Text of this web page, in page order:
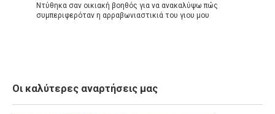
Ντύθηκα σαν οικιακή βοηθός για να ανακαλύψω πώς
συμπεριφερόταν η αρραβωνιαστικιά του γιου μου
Οι καλύτερες αναρτήσεις μας